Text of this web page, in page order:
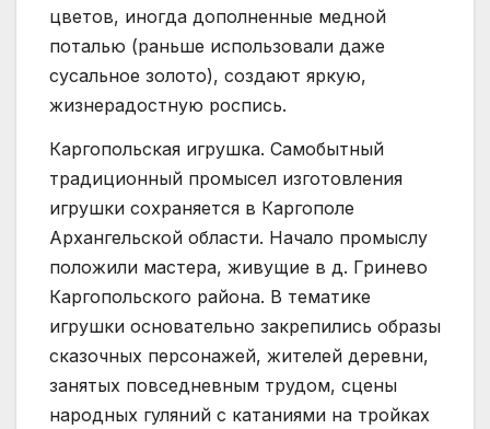
цветов, иногда дополненные медной
поталью (раньше использовали даже
сусальное золото), создают яркую,
жизнерадостную роспись.
Каргопольская игрушка. Самобытный
традиционный промысел изготовления
игрушки сохраняется в Каргополе
Архангельской области. Начало промыслу
положили мастера, живущие в д. Гринево
Каргопольского района. В тематике
игрушки основательно закрепились образы
сказочных персонажей, жителей деревни,
занятых повседневным трудом, сцены
народных гуляний с катаниями на тройках